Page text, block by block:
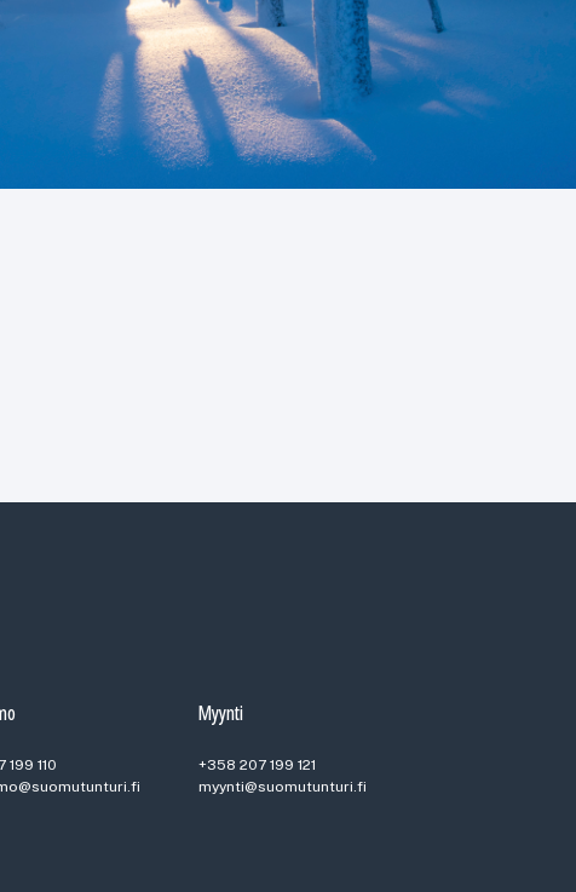
110
Myynti
+358 207 199 121
myynti@suomutunturi.fi